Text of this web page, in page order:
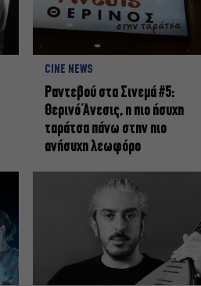
CINE NEWS
Ραντεβού στα Σινεμά #5:
Θερινό Άνεσις, η πιο ήσυχη
ταράτσα πάνω στην πιο
ανήσυχη λεωφόρο